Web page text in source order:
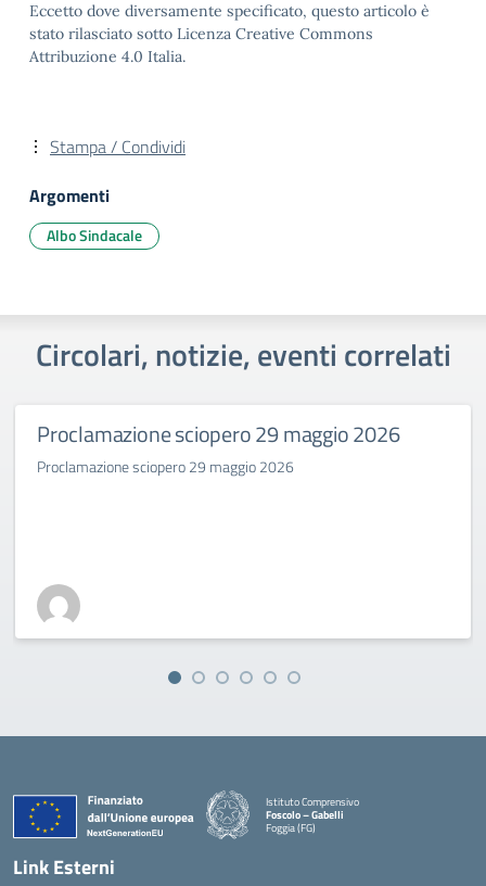
Eccetto dove diversamente specificato, questo articolo è
stato rilasciato sotto Licenza Creative Commons
Attribuzione 4.0 Italia.
Stampa / Condividi
Argomenti
Albo Sindacale
Circolari, notizie, eventi correlati
Proclamazione sciopero 29 maggio 2026
Proclamazione sciopero 29 maggio 2026
Istituto Comprensivo
Foscolo – Gabelli
Foggia (FG)
— Visita la pagina iniziale della scuola
Link Esterni